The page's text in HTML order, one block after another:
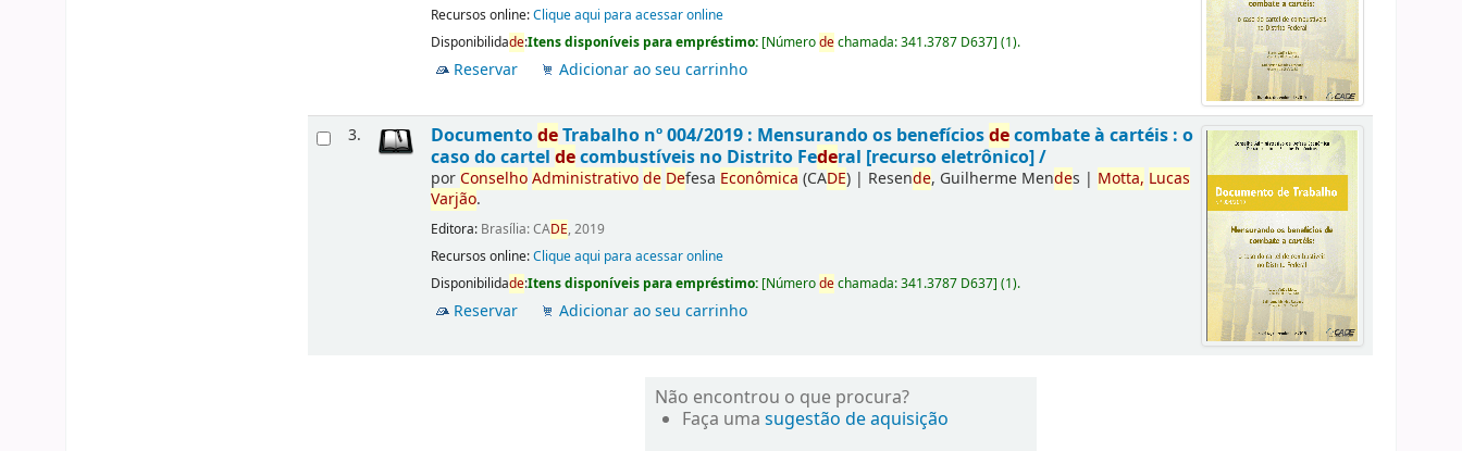
Recursos online:Clique aqui para acessar online
Disponibilidade:Itens disponíveis para empréstimo: [Númerodechamada:341.3787 D637](1).
Reservar Adicionar ao seu carrinho
3. DocumentodeTrabalho nº 004/2019 : Mensurando os benefíciosdecombate à cartéis : o
caso do carteldecombustíveis no Distrito Federal [recurso eletrônico] /
porConselhoAdministrativode Defesa Econômica (CADE) | Resende, Guilherme Mendes | Motta, Lucas
Varjão.
Editora: Brasília: CADE, 2019
Recursos online:Clique aqui para acessar online
Disponibilidade:Itens disponíveis para empréstimo: [Númerodechamada:341.3787 D637](1).
Reservar Adicionar ao seu carrinho
Não encontrou o que procura?
Faça uma sugestão de aquisição